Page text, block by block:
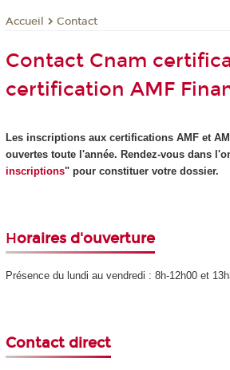
Accueil Contact
Contact Cnam
certification AMF
Les inscriptions aux certifications AMF et
ouvertes toute l'année. Rendez-vous dans
inscriptions" pour constituer votre dossier.
Horaires d'ouverture
Présence du lundi au vendredi : 8h-12h00 et
Contact direct